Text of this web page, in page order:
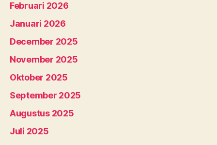
Februari 2026
Januari 2026
December 2025
November 2025
Oktober 2025
September 2025
Augustus 2025
Juli 2025